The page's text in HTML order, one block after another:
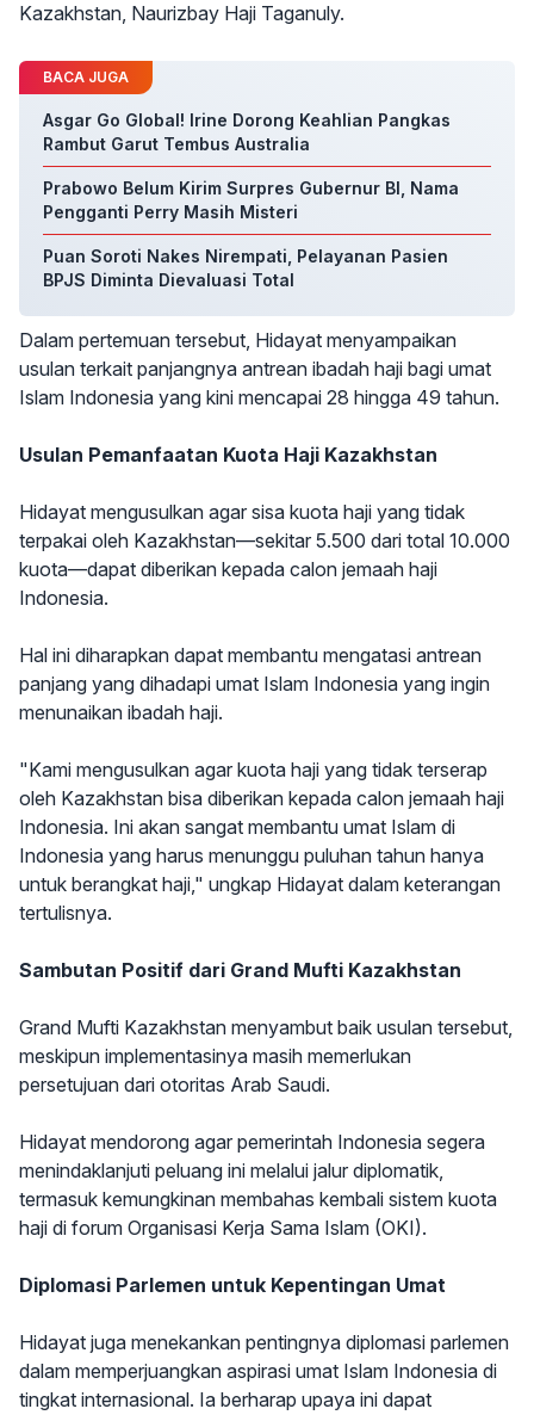
Kazakhstan, Naurizbay Haji Taganuly.
BACA JUGA
Asgar Go Global! Irine Dorong Keahlian Pangkas
Rambut Garut Tembus Australia
Prabowo Belum Kirim Surpres Gubernur BI, Nama
Pengganti Perry Masih Misteri
Puan Soroti Nakes Nirempati, Pelayanan Pasien
BPJS Diminta Dievaluasi Total
Dalam pertemuan tersebut, Hidayat menyampaikan
usulan terkait panjangnya antrean ibadah haji bagi umat
Islam Indonesia yang kini mencapai 28 hingga 49 tahun.
Usulan Pemanfaatan Kuota Haji Kazakhstan
Hidayat mengusulkan agar sisa kuota haji yang tidak
terpakai oleh Kazakhstan—sekitar 5.500 dari total 10.000
kuota—dapat diberikan kepada calon jemaah haji
Indonesia.
Hal ini diharapkan dapat membantu mengatasi antrean
panjang yang dihadapi umat Islam Indonesia yang ingin
menunaikan ibadah haji.
"Kami mengusulkan agar kuota haji yang tidak terserap
oleh Kazakhstan bisa diberikan kepada calon jemaah haji
Indonesia. Ini akan sangat membantu umat Islam di
Indonesia yang harus menunggu puluhan tahun hanya
untuk berangkat haji," ungkap Hidayat dalam keterangan
tertulisnya.
Sambutan Positif dari Grand Mufti Kazakhstan
Grand Mufti Kazakhstan menyambut baik usulan tersebut,
meskipun implementasinya masih memerlukan
persetujuan dari otoritas Arab Saudi.
Hidayat mendorong agar pemerintah Indonesia segera
menindaklanjuti peluang ini melalui jalur diplomatik,
termasuk kemungkinan membahas kembali sistem kuota
haji di forum Organisasi Kerja Sama Islam (OKI).
Diplomasi Parlemen untuk Kepentingan Umat
Hidayat juga menekankan pentingnya diplomasi parlemen
dalam memperjuangkan aspirasi umat Islam Indonesia di
tingkat internasional. Ia berharap upaya ini dapat